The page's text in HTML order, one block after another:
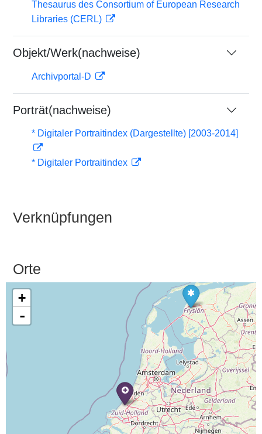
Thesaurus des Consortium of European Research
Libraries (CERL)
Objekt/Werk(nachweise)
Archivportal-D
Porträt(nachweise)
* Digitaler Portraitindex (Dargestellte) [2003-2014]
* Digitaler Portraitindex
Verknüpfungen
Orte
+
-